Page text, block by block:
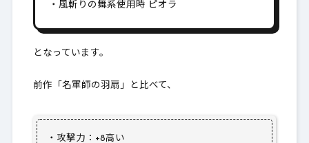
・風斬りの舞系使用時 ピオラ
となっています。
前作「名軍師の羽扇」と比べて、
・攻撃力：+8高い